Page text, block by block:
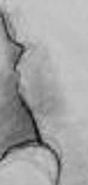
ilusión a la realidad